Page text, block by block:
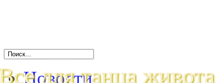
для танца живота
Новости